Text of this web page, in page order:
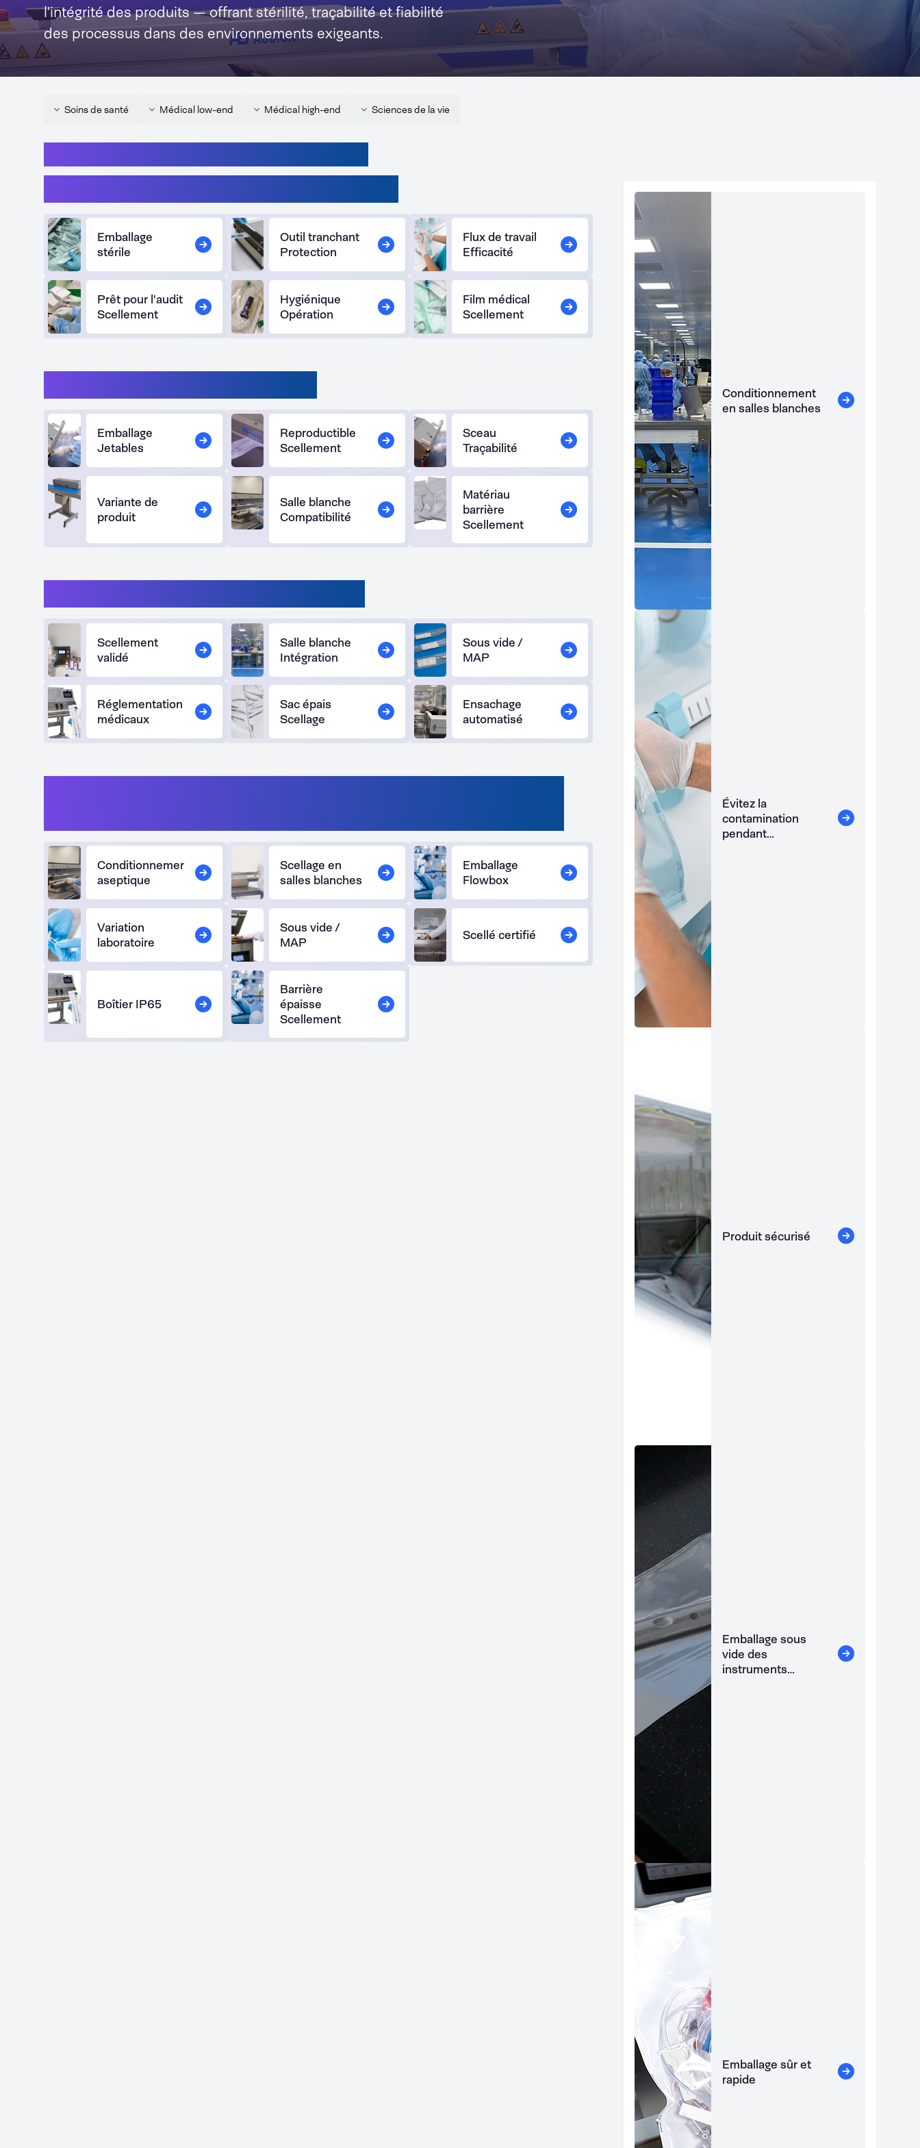
l'intégrité des produits — offrant stérilité, traçabilité et fiabilité
des processus dans des environnements exigeants.
Soins de santé Médical low-end Médical high-end Sciences de la vie
Emballage
stérile
Outil tranchant
Protection
Flux de travail
Efficacité
Prêt pour l'audit
Scellement
Hygiénique
Opération
Film médical
Scellement
Emballage
Jetables
Reproductible
Scellement
Sceau
Traçabilité
Variante de
produit
Salle blanche
Compatibilité
Matériau
barrière
Scellement
Scellement
validé
Salle blanche
Intégration
Sous vide /
MAP
Réglementation
médicaux
Sac épais
Scellage
Ensachage
automatisé
Conditionnement
aseptique
Scellage en
salles blanches
Emballage
Flowbox
Variation
Sous vide /
MAP
Scellé certifié
Boîtier IP65
Barrière
épaisse
Scellement
Conditionnement
en salles blanches
Évitez la
contamination
pendant
Produit sécurisé
Emballage sous
vide des
instruments
Emballage sûr et
rapide